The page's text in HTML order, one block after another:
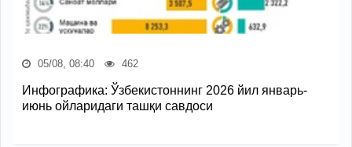
05/08, 08:40 462
Инфографика: Ўзбекистоннинг 2026 йил январь-
июнь ойларидаги ташқи савдоси